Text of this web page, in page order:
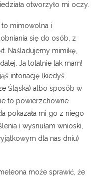
otworzyło mi oczy.
to mimowolna i
się do osób, z
Naśladujemy mimikę,
Ja totalnie tak mam!
intonację (kiedyś
Śląska) albo sposób w
to powierzchowne
pokazała mi go z niego
i wysnułam wnioski,
dla nas dniu)
może sprawić, że